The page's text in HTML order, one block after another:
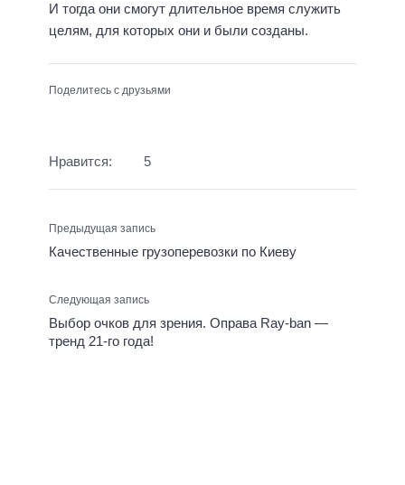
И тогда они смогут длительное время служить
целям, для которых они и были созданы.
Поделитесь с друзьями
Нравится: 5
Предыдущая запись
Качественные грузоперевозки по Киеву
Следующая запись
Выбор очков для зрения. Оправа Ray-ban —
тренд 21-го года!